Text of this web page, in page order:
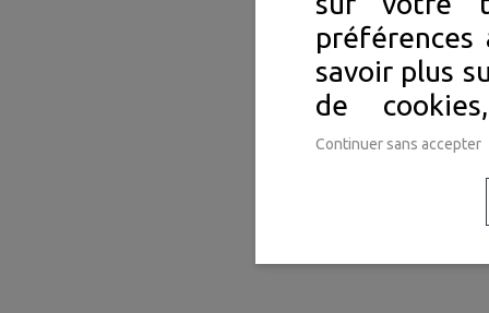
savoir plus
de
Continuer sans accepter